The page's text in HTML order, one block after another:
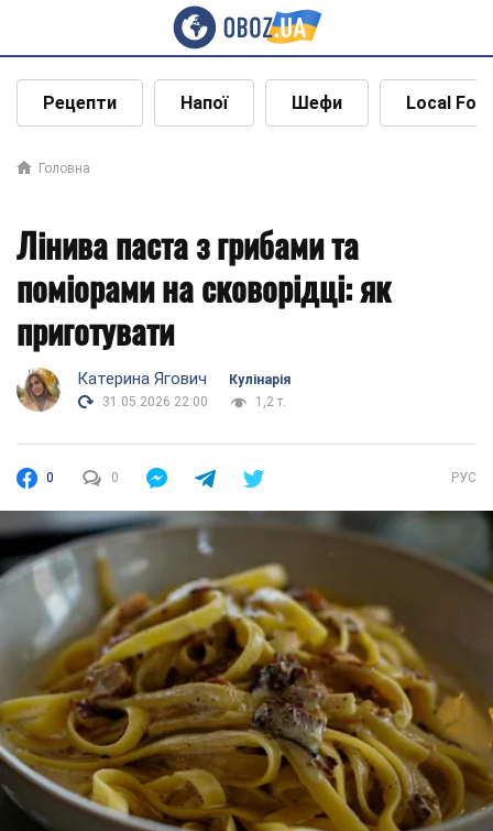
Рецепти Напої Шефи Local
Головна
Лінива паста з грибами та
поміорами на сковорідці: як
приготувати
Катерина Ягович
Кулінарія
31.05.2026 22:00
1,2 т.
0 0 РУС